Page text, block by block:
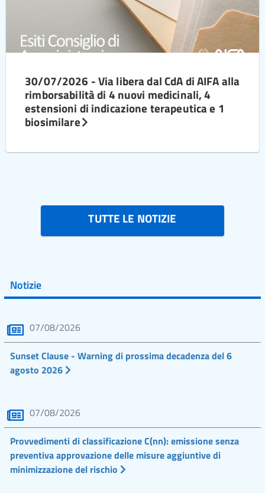
30/07/2026 - Via libera dal CdA di AIFA alla
rimborsabilità di 4 nuovi medicinali, 4
estensioni di indicazione terapeutica e 1
biosimilare
TUTTE LE NOTIZIE
Notizie
07/08/2026
Sunset Clause - Warning di prossima decadenza del 6
agosto 2026
07/08/2026
Provvedimenti di classificazione C(nn): emissione senza
preventiva approvazione delle misure aggiuntive di
minimizzazione del rischio